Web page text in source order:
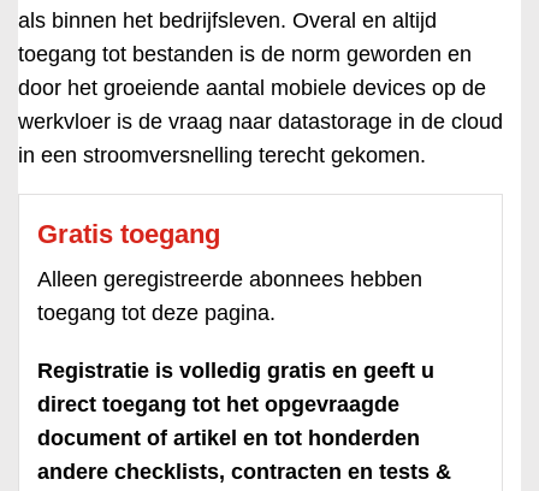
als binnen het bedrijfsleven. Overal en altijd
toegang tot bestanden is de norm geworden en
door het groeiende aantal mobiele devices op de
werkvloer is de vraag naar datastorage in de cloud
in een stroomversnelling terecht gekomen.
Gratis toegang
Alleen geregistreerde abonnees hebben
toegang tot deze pagina.
Registratie is volledig gratis en geeft u
direct toegang tot het opgevraagde
document of artikel en tot honderden
andere checklists, contracten en tests &